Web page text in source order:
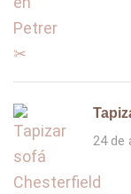
24 de